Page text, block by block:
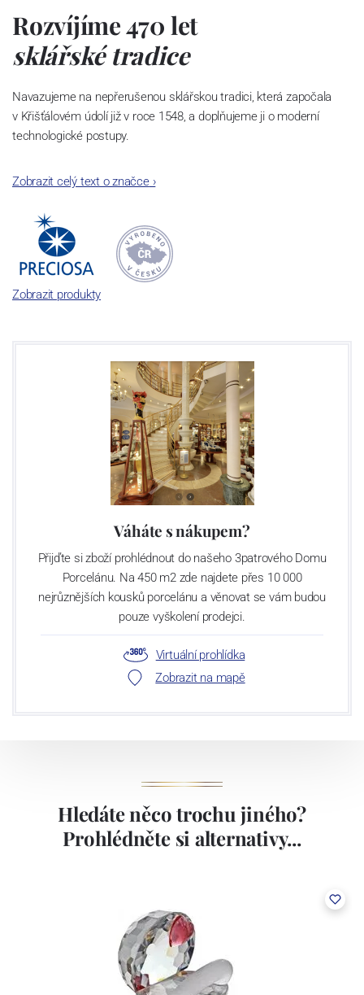
Rozvíjíme 470 let
sklářské tradice
Navazujeme na nepřerušenou sklářskou tradici, která započala
v Křišťálovém údolí již v roce 1548, a doplňujeme ji o moderní
technologické postupy.
další novinky. Každým rokem posouváme hranice toho, co sklo
Inspirujeme k vytváření
křišťálového světa
přinášíme do sklářství nové nápady, jak kombinovat barvy
a křišťálové či skleněné komponenty. Navrhujeme unikátní svítidla
a šperky s originálním rodokmenem. Naše řemeslo obdivují lidé ve
více než 140 zemích světa.
Zobrazit celý text o značce›
Zobrazit produkty
Váháte s nákupem?
Přijďte si zboží prohlédnout do našeho 3patrového Domu
Porcelánu. Na 450 m2 zde najdete přes 10 000
nejrůznějších kousků porcelánu a věnovat se vám budou
pouze vyškolení prodejci.
Virtuální prohlídka
Zobrazit na mapě
Hledáte něco trochu jiného?
Prohlédněte si alternativy...